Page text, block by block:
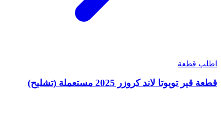
اطلب قطعة
قطعة قير تويوتا لاند كروزر 2025 مستعملة (تشليح)